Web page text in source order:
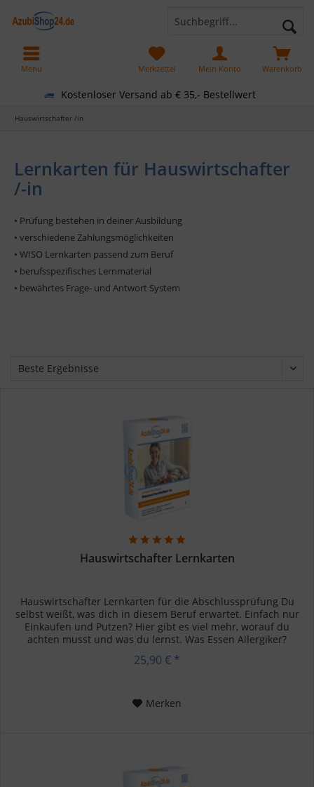
Kostenloser Versand ab € 35,- Bestellwert
Warenkorb
Merkzettel Mein Konto
Menü
Hauswirtschafter /in
Lernkarten für Hauswirtschafter
/-in
• Prüfung bestehen in deiner Ausbildung
• verschiedene Zahlungsmöglichkeiten
• WISO Lernkarten passend zum Beruf
• berufsspezifisches Lernmaterial
• bewährtes Frage- und Antwort System
Hauswirtschafter Lernkarten
Hauswirtschafter Lernkarten für die Abschlussprüfung Du
selbst weißt, was dich in diesem Beruf erwartet. Einfach nur
Einkaufen und Putzen? Hier gibt es viel mehr, worauf du
achten musst und was du lernst. Was Essen Allergiker?
Welche...
25,90 € *
Merken